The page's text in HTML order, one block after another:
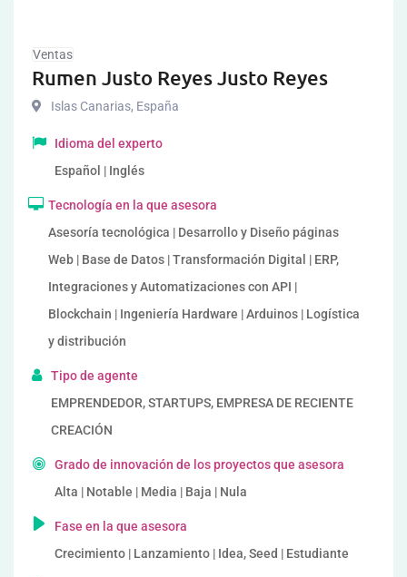
Ventas
Rumen Justo Reyes Justo Reyes
Islas Canarias, España
Idioma del experto
Español | Inglés
Tecnología en la que asesora
Asesoría tecnológica | Desarrollo y Diseño páginas
Web | Base de Datos | Transformación Digital | ERP,
Integraciones y Automatizaciones con API |
Blockchain | Ingeniería Hardware | Arduinos | Logística
y distribución
Tipo de agente
EMPRENDEDOR, STARTUPS, EMPRESA DE RECIENTE
CREACIÓN
Grado de innovación de los proyectos que asesora
Alta | Notable | Media | Baja | Nula
Fase en la que asesora
Crecimiento | Lanzamiento | Idea, Seed | Estudiante